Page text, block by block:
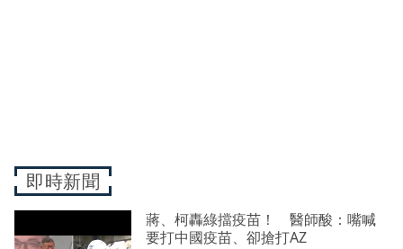
即時新聞
蔣、柯轟綠擋疫苗！ 醫師酸：嘴喊
要打中國疫苗、卻搶打AZ